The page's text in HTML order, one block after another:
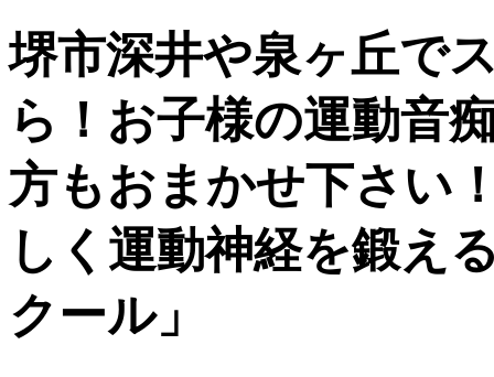
堺市深井や泉ヶ丘で
ら！お子様の運動音
方もおまかせ下さい
しく運動神経を鍛え
クール」